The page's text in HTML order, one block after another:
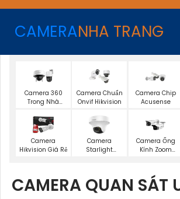
CAMERANHA TRANG
Camera 360
Trong Nhà
Camera Chuẩn
Onvif Hikvision
Camera Chip
Acusense
Camera
Hikvision Giá Rẻ
Camera
Starlight
Camera Ống
Kính Zoom
CAMERA QUAN SÁT